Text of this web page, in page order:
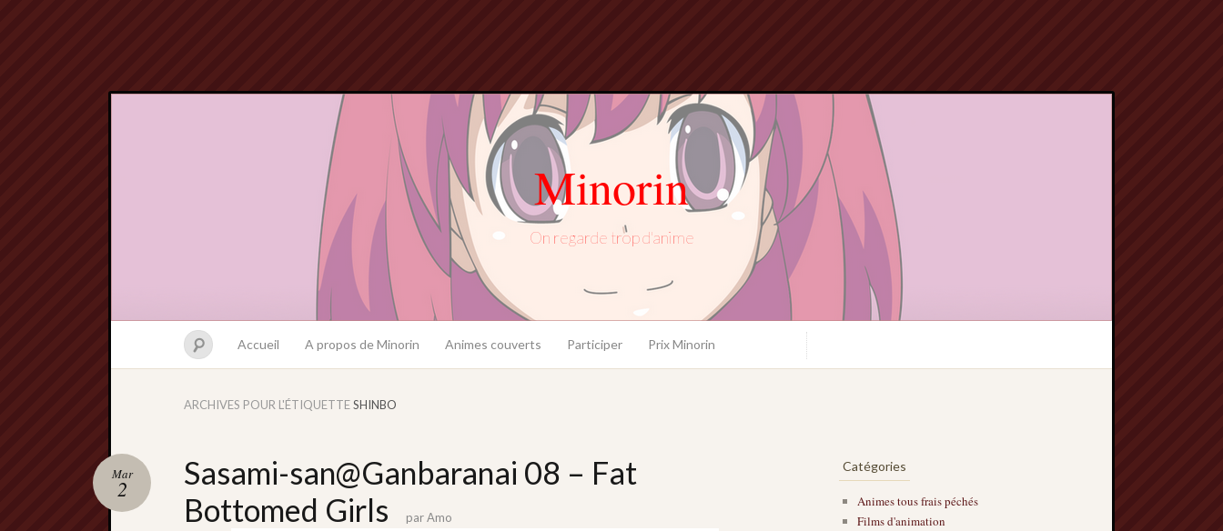
Minorin
On regarde trop d'anime
Accueil A propos de Minorin Animes couverts Participer Prix Minorin
ARCHIVES POUR L'ÉTIQUETTESHINBO
Sasami-san@Ganbaranai 08 – Fat
Bottomed Girls
Mar
2
parAmo
Catégories
Animes tous frais péchés
Films d'animation